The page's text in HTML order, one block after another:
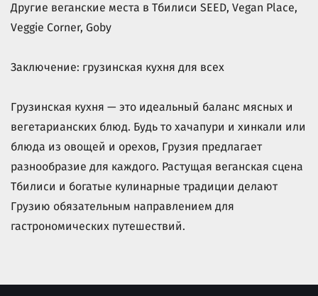
Другие веганские места в Тбилиси SEED, Vegan Place,
Veggie Corner, Goby
Заключение: грузинская кухня для всех
Грузинская кухня — это идеальный баланс мясных и
вегетарианских блюд. Будь то хачапури и хинкали или
блюда из овощей и орехов, Грузия предлагает
разнообразие для каждого. Растущая веганская сцена
Тбилиси и богатые кулинарные традиции делают
Грузию обязательным направлением для
гастрономических путешествий.